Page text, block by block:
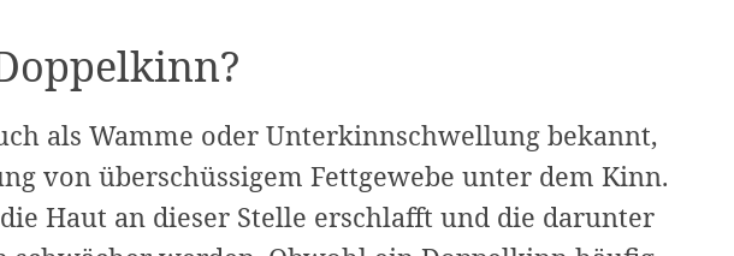
als Wamme oder Unterkinnschwellung bekannt,
von überschüssigem Fettgewebe unter dem Kinn.
Haut an dieser Stelle erschlafft und die darunter